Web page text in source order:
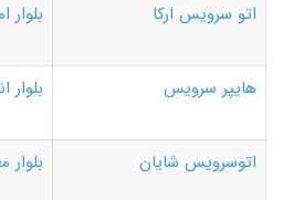
اتو سرویس ارکا
بلوار
هایپر سرویس
بلوار
اتوسرویس شایان
بلوار